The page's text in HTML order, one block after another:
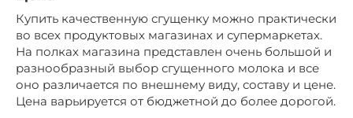
Купить качественную сгущенку можно практически
во всех продуктовых магазинах и супермаркетах.
На полках магазина представлен очень большой и
разнообразный выбор сгущенного молока и все
оно различается по внешнему виду, составу и цене.
Цена варьируется от бюджетной до более дорогой.